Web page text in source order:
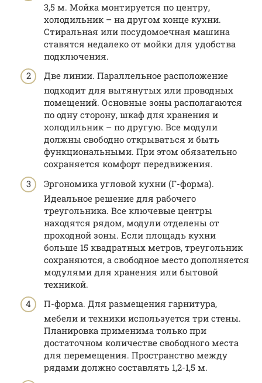
3,5 м. Мойка монтируется по центру,
холодильник – на другом конце кухни.
Стиральная или посудомоечная машина
ставятся недалеко от мойки для удобства
подключения.
Две линии. Параллельное расположение
подходит для вытянутых или проводных
помещений. Основные зоны располагаются
по одну сторону, шкаф для хранения и
холодильник – по другую. Все модули
должны свободно открываться и быть
функциональными. При этом обязательно
сохраняется комфорт передвижения.
Эргономика угловой кухни (Г-форма).
Идеальное решение для рабочего
треугольника. Все ключевые центры
находятся рядом, модули отделены от
проходной зоны. Если площадь кухни
больше 15 квадратных метров, треугольник
сохраняются, а свободное место дополняется
модулями для хранения или бытовой
техникой.
П-форма. Для размещения гарнитура,
мебели и техники используется три стены.
Планировка применима только при
достаточном количестве свободного места
для перемещения. Пространство между
рядами должно составлять 1,2-1,5 м.